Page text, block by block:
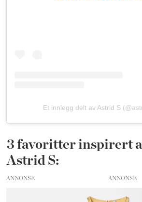
Et innlegg delt av Astrid S
3 favoritter inspirert
Astrid S:
ANNONSE